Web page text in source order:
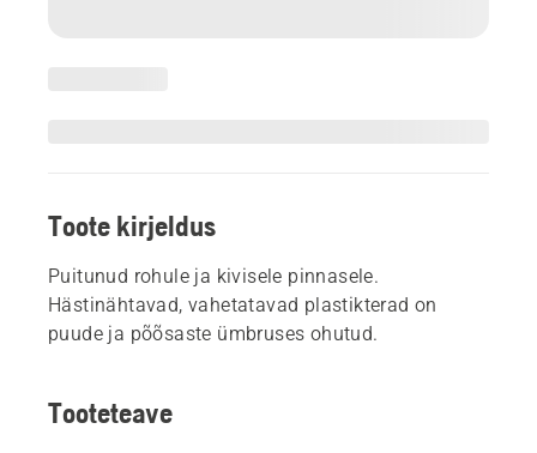
Toote kirjeldus
Puitunud rohule ja kivisele pinnasele.
Hästinähtavad, vahetatavad plastikterad on
puude ja põõsaste ümbruses ohutud.
Tooteteave